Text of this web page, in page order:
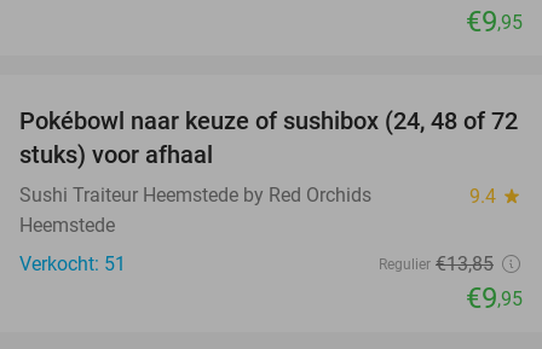
€9,95
28%
Pokébowl naar keuze of sushibox (24, 48 of 72
stuks) voor afhaal
Sushi Traiteur Heemstede by Red Orchids 9.4 star
Heemstede
Verkocht: 51
Regulier €13,85
€9,95